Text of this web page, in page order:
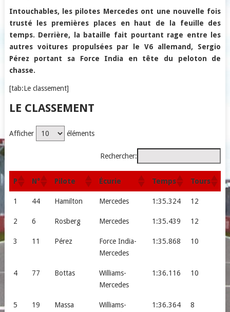
Intouchables, les pilotes Mercedes ont une nouvelle fois
trusté les premières places en haut de la feuille des
temps. Derrière, la bataille fait pourtant rage entre les
autres voitures propulsées par le V6 allemand, Sergio
Pérez portant sa Force India en tête du peloton de
chasse.
[tab:Le classement]
LE CLASSEMENT
Afficher éléments
Rechercher:
P N° Pilote Écurie Temps Tours
1 44 Hamilton Mercedes 1:35.324 12
2 6 Rosberg Mercedes 1:35.439 12
3 11 Pérez
Force India-
Mercedes
1:35.868 10
4 77 Bottas
Williams-
Mercedes
1:36.116 10
5 19 Massa
Williams-
1:36.364 8